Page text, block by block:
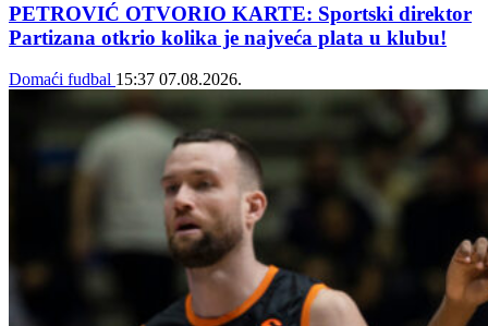
PETROVIĆ OTVORIO KARTE: Sportski direktor
Partizana otkrio kolika je najveća plata u klubu!
Domaći fudbal 15:37 07.08.2026.